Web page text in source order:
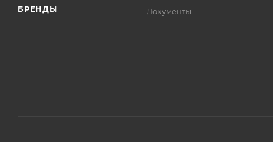
БРЕНДЫ
Документы